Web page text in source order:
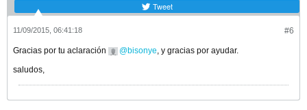
Tweet
#6
11/09/2015, 06:41:18
Gracias por tu aclaración bisonye, y gracias por ayudar.
saludos,